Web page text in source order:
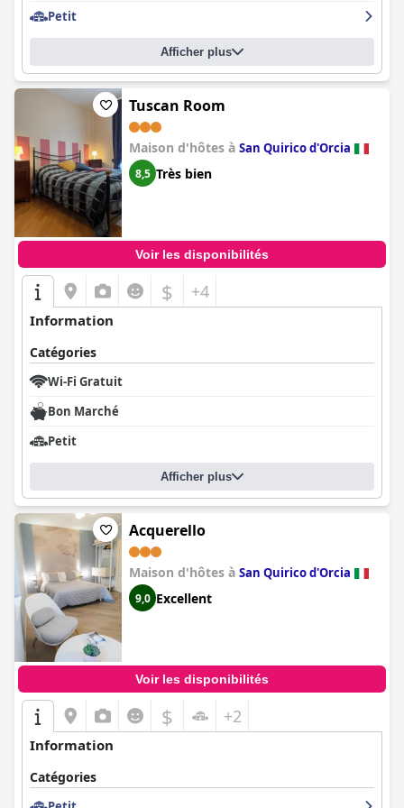
Petit
Afficher plus
Tuscan Room
Maison d'hôtes à San Quirico d'Orcia
8,5 Très bien
Voir les disponibilités
$ +4
Information
Catégories
Wi-Fi Gratuit
Bon Marché
Petit
Afficher plus
Acquerello
Maison d'hôtes à San Quirico d'Orcia
9,0 Excellent
Voir les disponibilités
$ +2
Information
Catégories